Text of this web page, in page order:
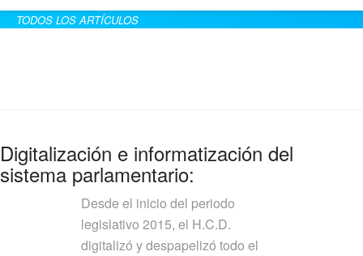
TODOS LOS ARTÍCULOS
Digitalización e informatización del
sistema parlamentario:
Desde el inicio del periodo
legislativo 2015, el H.C.D.
digitalizó y despapelizó todo el